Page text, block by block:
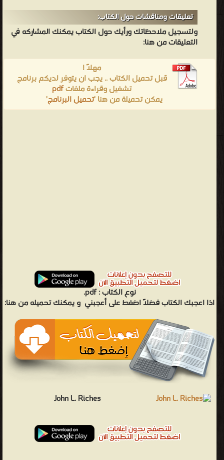
تعليقات ومناقشات حول الكتاب:
ولتسجيل ملاحظاتك ورأيك حول الكتاب يمكنك المشاركه في
التعليقات من هنا:
مهلاً !
قبل تحميل الكتاب .. يجب ان يتوفر لديكم برنامج
تشغيل وقراءة ملفاتpdf
يمكن تحميلة من هنا 'تحميل البرنامج'
نوع الكتاب :pdf.
اذا اعجبك الكتاب فضلاً اضغط على أعجبني و يمكنك تحميله من هنا:
John L. Riches